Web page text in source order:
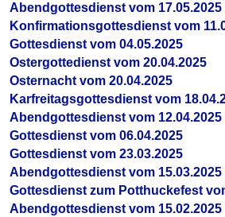
Abendgottesdienst vom 17.05.2025
Konfirmationsgottesdienst vom
Gottesdienst vom 04.05.2025
Ostergottedienst vom 20.04.2025
Osternacht vom 20.04.2025
Karfreitagsgottesdienst vom
Abendgottesdienst vom 12.04.2025
Gottesdienst vom 06.04.2025
Gottesdienst vom 23.03.2025
Abendgottesdienst vom 15.03.2025
Gottesdienst zum Potthuckefest
Abendgottesdienst vom 15.02.2025